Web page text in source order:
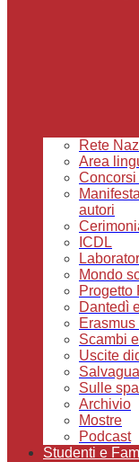
Rete
Area
autori
ICDL
Mondo
Progetto
Dantedì
Scambi
Uscite
Sulle
Archivio
Mostre
Podcast
Studenti e